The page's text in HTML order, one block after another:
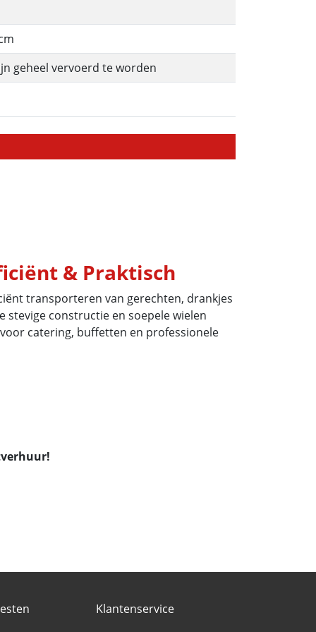
geheel vervoerd te worden
& Praktisch
transporteren van gerechten, drankjes
stevige constructie en soepele wielen
catering, buffetten en professionele
Klantenservice